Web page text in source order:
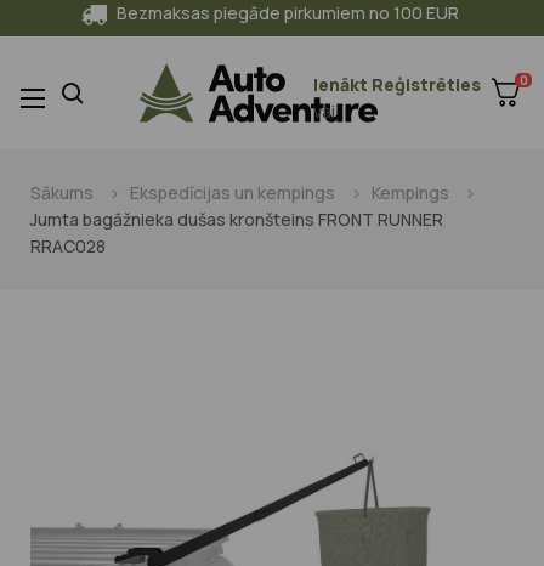
Bezmaksas piegāde pirkumiem no 100 EUR
Ienākt
vai
Reģistrēties 0
Toggle
navigation
☰
Sākums Ekspedīcijas un kempings
Kempings
Jumta bagāžnieka dušas kronšteins FRONT RUNNER
RRAC028